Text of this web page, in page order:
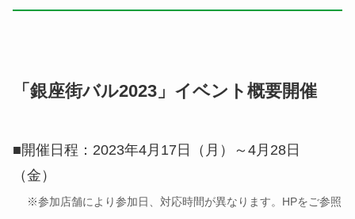
「銀座街バル2023」イベント概要開催
■開催日程：2023年4月17日（月）～4月28日
（金）
※参加店舗により参加日、対応時間が異なります。HPをご参照